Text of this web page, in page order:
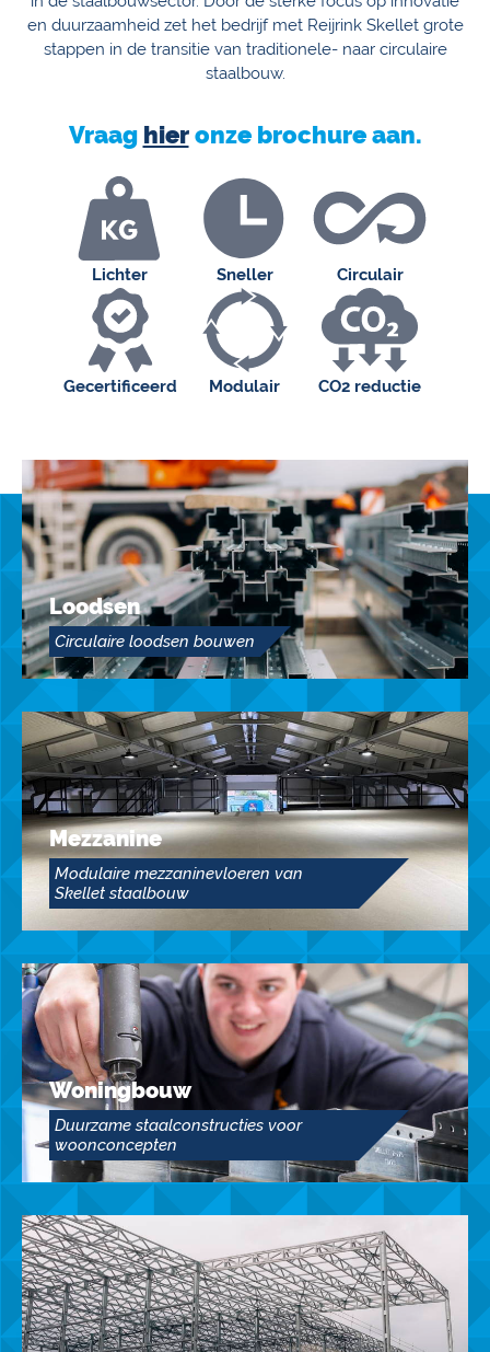
en duurzaamheid zet het bedrijf met Reijrink Skellet grote
stappen in de transitie van traditionele- naar circulaire
staalbouw.
Vraag hieronze brochure aan.
Lichter Sneller Circulair
Gecertificeerd Modulair CO2 reductie
Loodsen
Circulaire loodsen bouwen
Mezzanine
Modulaire mezzaninevloeren van
Skellet staalbouw
Woningbouw
Duurzame staalconstructies voor
woonconcepten